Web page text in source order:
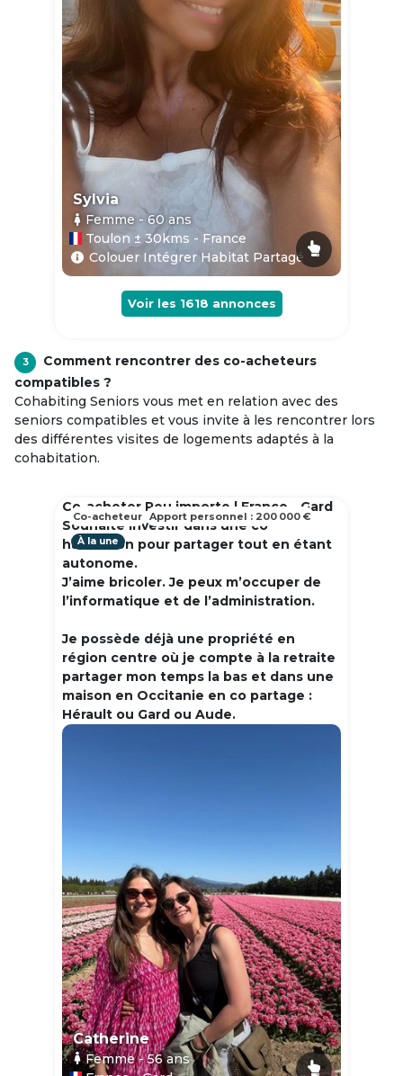
Sylvia
Femme - 60ans
Toulon ± 30kms - France
Colouer Intégrer Habitat Partagé
Voir les 1618 annonces
3
Comment rencontrer des co-acheteurs
compatibles ?
Cohabiting Seniors vous met en relation avec des
seniors compatibles et vous invite à les rencontrer lors
des différentes visites de logements adaptés à la
cohabitation.
Co-acheter Peu importe | France - Gard
Souhaite investir dans une co
habitation pour partager tout en étant
autonome.
J’aime bricoler. Je peux m’occuper de
l’informatique et de l’administration.
Je possède déjà une propriété en
région centre où je compte à la retraite
partager mon temps la bas et dans une
maison en Occitanie en co partage :
Hérault ou Gard ou Aude.
À la une
Catherine
Femme- 56ans
Co-acheteur Apport personnel : 200 000 €